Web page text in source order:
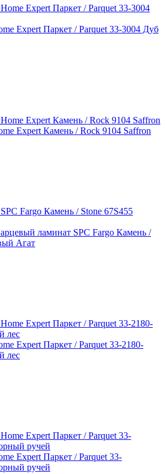
Expert Паркет / Parquet 33-3004 Дуб
Expert Камень / Rock 9104 Saffron
ламинат SPC Fargo Камень /
Агат
Expert Паркет / Parquet 33-2180-
лес
Expert Паркет / Parquet 33-
ручей